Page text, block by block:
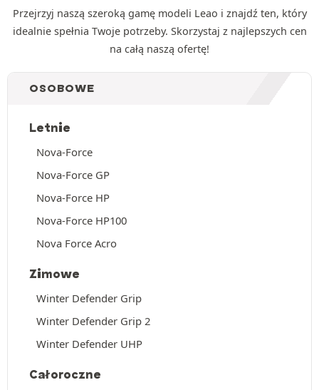
Przejrzyj naszą szeroką gamę modeli Leao i znajdź ten, który
idealnie spełnia Twoje potrzeby. Skorzystaj z najlepszych cen
na całą naszą ofertę!
OSOBOWE
Letnie
Nova-Force
Nova-Force GP
Nova-Force HP
Nova-Force HP100
Nova Force Acro
Zimowe
Winter Defender Grip
Winter Defender Grip 2
Winter Defender UHP
Całoroczne